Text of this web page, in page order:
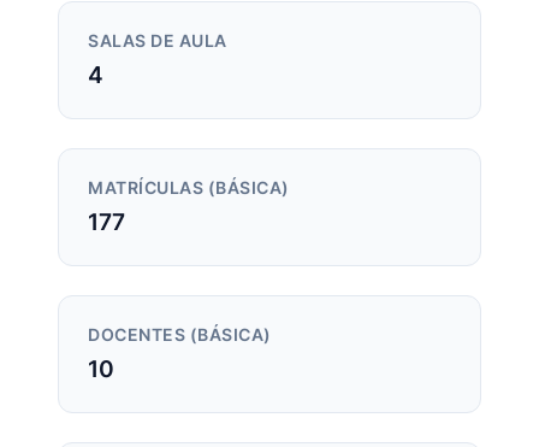
SALAS DE AULA
4
MATRÍCULAS (BÁSICA)
177
DOCENTES (BÁSICA)
10